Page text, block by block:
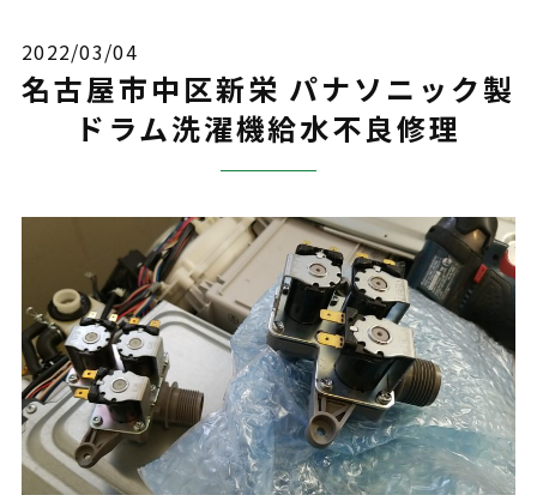
2022/03/04
名古屋市中区新栄 パナソニック製
ドラム洗濯機給水不良修理